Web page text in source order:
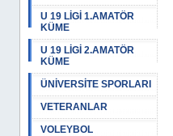
U 19 LİGİ 1.AMATÖR
KÜME
U 19 LİGİ 2.AMATÖR
KÜME
ÜNİVERSİTE SPORLARI
VETERANLAR
VOLEYBOL